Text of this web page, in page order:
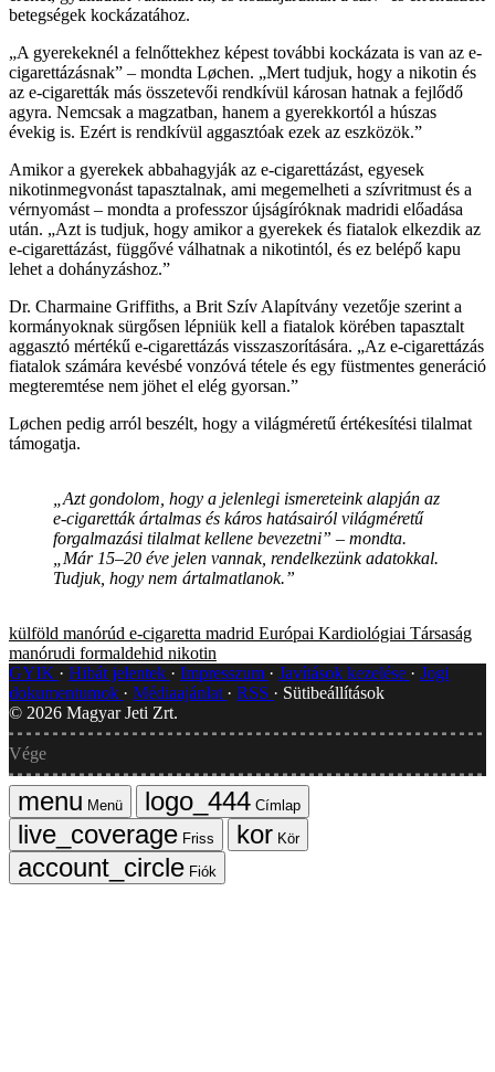
betegségek kockázatához.
„A gyerekeknél a felnőttekhez képest további kockázata is van az e-
cigarettázásnak” – mondta Løchen. „Mert tudjuk, hogy a nikotin és
az e-cigaretták más összetevői rendkívül károsan hatnak a fejlődő
agyra. Nemcsak a magzatban, hanem a gyerekkortól a húszas
évekig is. Ezért is rendkívül aggasztóak ezek az eszközök.”
Amikor a gyerekek abbahagyják az e-cigarettázást, egyesek
nikotinmegvonást tapasztalnak, ami megemelheti a szívritmust és a
vérnyomást – mondta a professzor újságíróknak madridi előadása
után. „Azt is tudjuk, hogy amikor a gyerekek és fiatalok elkezdik az
e-cigarettázást, függővé válhatnak a nikotintól, és ez belépő kapu
lehet a dohányzáshoz.”
Dr. Charmaine Griffiths, a Brit Szív Alapítvány vezetője szerint a
kormányoknak sürgősen lépniük kell a fiatalok körében tapasztalt
aggasztó mértékű e-cigarettázás visszaszorítására. „Az e-cigarettázás
fiatalok számára kevésbé vonzóvá tétele és egy füstmentes generáció
megteremtése nem jöhet el elég gyorsan.”
Løchen pedig arról beszélt, hogy a világméretű értékesítési tilalmat
támogatja.
„Azt gondolom, hogy a jelenlegi ismereteink alapján az
e-cigaretták ártalmas és káros hatásairól világméretű
forgalmazási tilalmat kellene bevezetni” – mondta.
„Már 15–20 éve jelen vannak, rendelkezünk adatokkal.
Tudjuk, hogy nem ártalmatlanok.”
külföld manórúd e-cigaretta madrid Európai Kardiológiai Társaság
manórudi formaldehid nikotin
GYIK
Hibát jelentek Impresszum Javítások kezelése
Jogi
dokumentumok
Médiaajánlat RSS
Sütibeállítások
© 2026 Magyar Jeti Zrt.
Vége
Menü
Címlap
Friss
Kör
Fiók